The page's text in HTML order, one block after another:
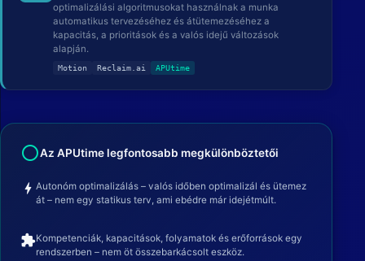
optimalizálási algoritmusokat használnak a munka
automatikus tervezéséhez és átütemezéséhez a
kapacitás, a prioritások és a valós idejű változások
alapján.
Motion Reclaim.ai APUtime
radio_button_uncheckedAz APUtime legfontosabb megkülönböztetői
bolt Autonóm optimalizálás – valós időben optimalizál és ütemez
át – nem egy statikus terv, ami ebédre már idejétmúlt.
extensionKompetenciák, kapacitások, folyamatok és erőforrások egy
rendszerben – nem öt összebarkácsolt eszköz.